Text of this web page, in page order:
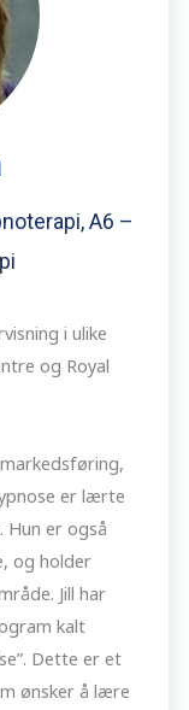
A6 –
i ulike
og Royal
er lærte
Hun er også
og holder
Jill har
kalt
Dette er et
ønsker å lære